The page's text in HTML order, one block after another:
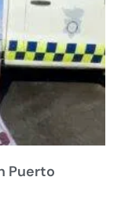
Puerto